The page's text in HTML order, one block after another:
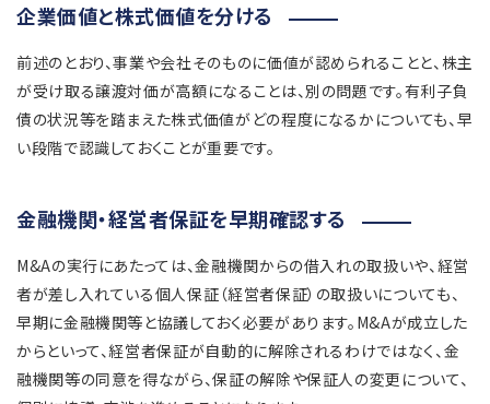
企業価値と株式価値を分ける
前述のとおり、事業や会社そのものに価値が認められることと、株主
が受け取る譲渡対価が高額になることは、別の問題です。有利子負
債の状況等を踏まえた株式価値がどの程度になるかについても、早
い段階で認識しておくことが重要です。
金融機関・経営者保証を早期確認する
M&Aの実行にあたっては、金融機関からの借入れの取扱いや、経営
者が差し入れている個人保証（経営者保証）の取扱いについても、
早期に金融機関等と協議しておく必要があります。M&Aが成立した
からといって、経営者保証が自動的に解除されるわけではなく、金
融機関等の同意を得ながら、保証の解除や保証人の変更について、